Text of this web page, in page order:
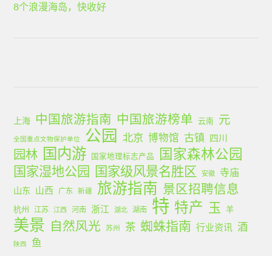
8个浪漫海岛，快收好
上海 中国旅游指南 中国旅游榜单 云南 元
全国重点文物保护单位 公园 北京 博物馆 古镇 四川
园林 国内游 国家地理标志产品 国家森林公园
国家湿地公园 国家级风景名胜区 安徽 寺庙
山东 山西 广东 新疆 旅游指南 景区招聘信息
杭州 江苏 江西 河南 浙江 湖北 湖南 特 特产 玉 羊
美景 自然风光 苏州 茶 蜘蛛指南 行业资讯 酒
陕西 鱼